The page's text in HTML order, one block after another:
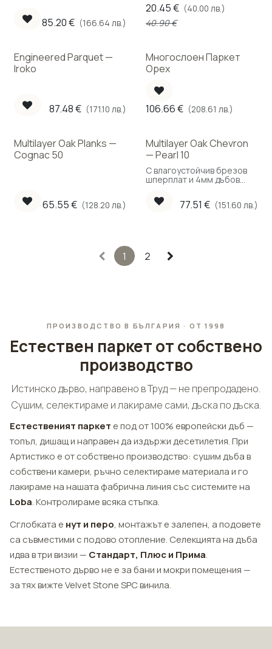
85.20€ (166.64 лв.)
20.45€ (40.00 лв.)
40.90€
Engineered Parquet —
Iroko
87.48€ (171.10 лв.)
Многослоен Паркет
Орех
106.66€ (208.61 лв.)
Multilayer Oak Planks —
Cognac 50
65.55€ (128.20 лв.)
Multilayer Oak Chevron
— Pearl 10
С влагоустойчив брезов
шперплат и 4мм дъбов
цикления. Подходящ за
подово отопление.
77.51 € (151.60 лв.)
1 2
ПРОИЗВОДСТВО В БЪЛГАРИЯ · ОТ 1998
Естествен паркет от собствено
производство
Истинско дърво, направено в Труд — не препродадено.
Сушим, селектираме и лакираме сами, дъска по дъска.
Естественият паркет е под от 100% европейски дъб —
топъл, дишащ и направен да издържи десетилетия. При
Артистико е от собствено производство: сушим дъба в
собствени камери, ръчно селектираме материала и го
лакираме на нашата фабрична линия със системите на
Loba. Контролираме всяка стъпка.
Сглобката е нут и перо, монтажът е залепен, а подовете
са съвместими с подово отопление. Селекцията на дъба
идва в три визии — Стандарт, Плюс и Прима.
Естественото дърво не е за бани и мокри помещения —
за тях вижте Velvet Stone SPC винила.